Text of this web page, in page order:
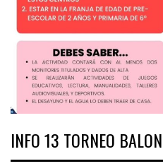
INFO 13 TORNEO